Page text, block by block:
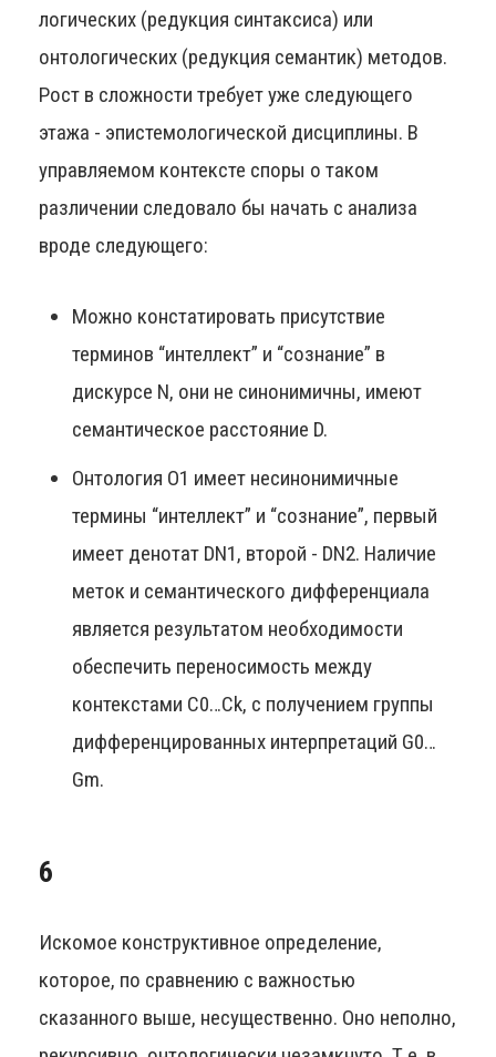
логических (редукция синтаксиса) или
онтологических (редукция семантик) методов.
Рост в сложности требует уже следующего
этажа - эпистемологической дисциплины. В
управляемом контексте споры о таком
различении следовало бы начать с анализа
вроде следующего:
Можно констатировать присутствие
терминов “интеллект” и “сознание” в
дискурсе N, они не синонимичны, имеют
семантическое расстояние D.
Онтология О1 имеет несинонимичные
термины “интеллект” и “сознание”, первый
имеет денотат DN1, второй - DN2. Наличие
меток и семантического дифференциала
является результатом необходимости
обеспечить переносимость между
контекстами С0…Сk, с получением группы
дифференцированных интерпретаций G0…
Gm.
6
Искомое конструктивное определение,
которое, по сравнению с важностью
сказанного выше, несущественно. Оно неполно,